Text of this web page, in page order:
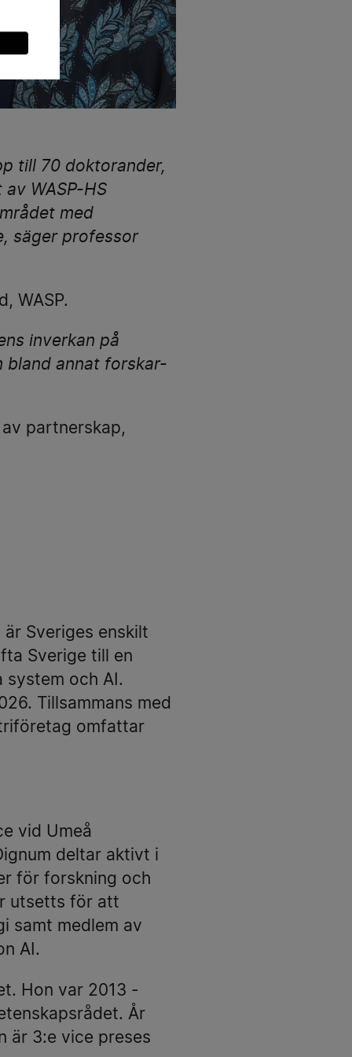
till 70 doktorander,
WASP-HS
med
säger professor
WASP.
inverkan på
bland annat forskar-
partnerskap,
är Sveriges enskilt
Sverige till en
system och AI.
Tillsammans med
omfattar
vid Umeå
deltar aktivt i
för forskning och
utsetts för att
samt medlem av
AI.
Hon var 2013 -
År
är 3:e vice preses